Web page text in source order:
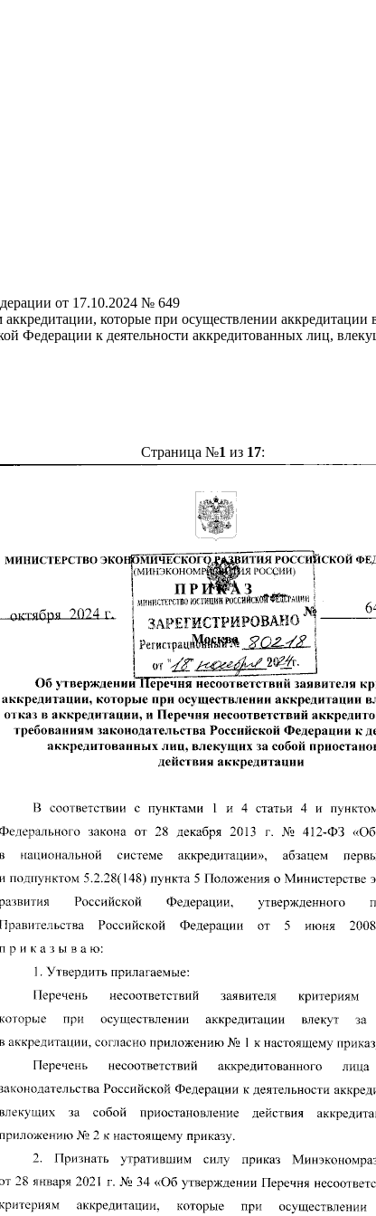
от 17.10.2024 № 649
которые при осуществлении аккредитации
Федерации к деятельности аккредитованных лиц,
Страница №1 из 17: